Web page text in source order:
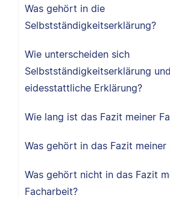
Was gehört in die
Selbstständigkeitserklärung?
Wie unterscheiden sich
Selbstständigkeitserklärung und
eidesstattliche Erklärung?
Wie lang ist das Fazit meiner
Was gehört in das Fazit meiner
Was gehört nicht in das Fazit
Facharbeit?